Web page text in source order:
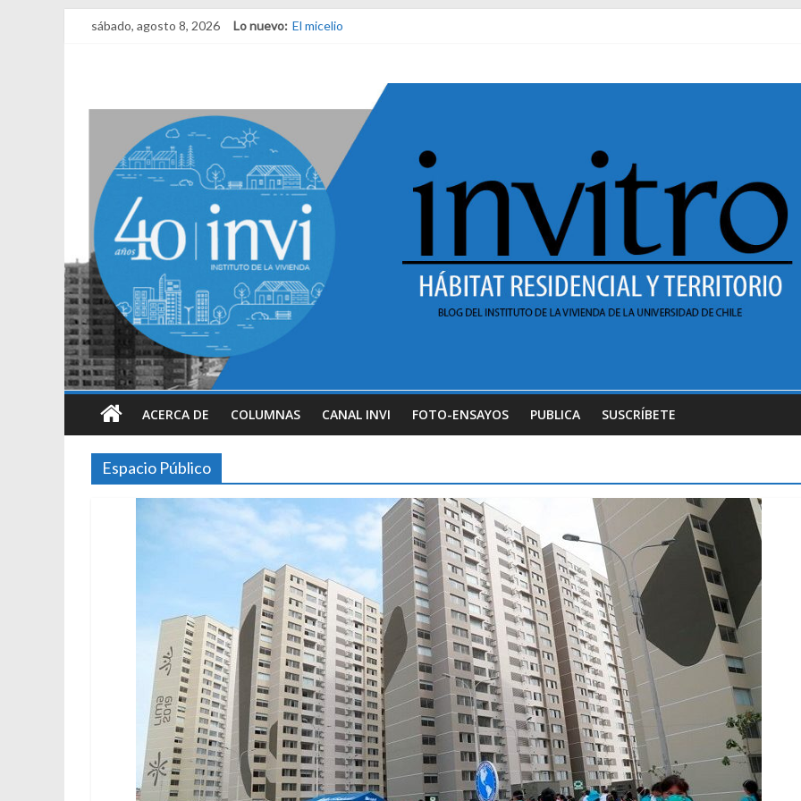
sábado, agosto 8, 2026 Lo nuevo: El micelio
¿Qué es el habitar? Sesión 1 de ciclo de conversatorios 40 años INVI
El derecho a habitar
ACERCA DE COLUMNAS CANAL INVI FOTO-ENSAYOS PUBLICA SUSCRÍBETE
Espacio Público
Foto-ensayos Habitar la memoria
Breve trilogía de un espacio-
tiempo
7 junio 2023 Sandra Rivera 0
Foto-ensayos
Una noche y el amanecer
Dignidad
16 octubre 2025 Sandra Rivera